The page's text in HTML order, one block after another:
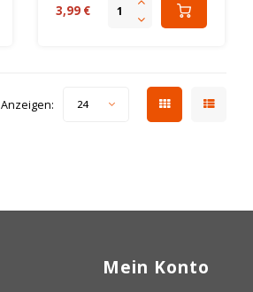
3,99 €
Anzeigen: 24
Mein Konto